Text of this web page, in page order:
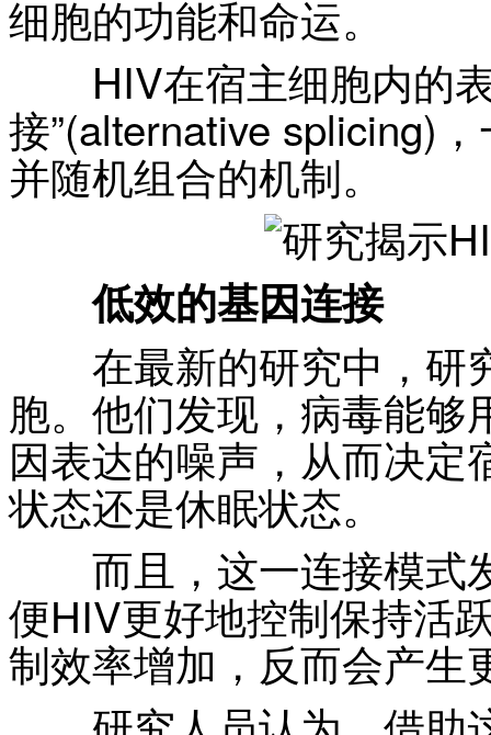
细胞的功能和命运。
HIV在宿主细胞内的表
接”(alternative splicing)
并随机组合的机制。
低效的基因连接
在最新的研究中，研
胞。他们发现，病毒能
因表达的噪声，从而决
状态还是休眠状态。
而且，这一连接模式
便HIV更好地控制保持活
制效率增加，反而会产生